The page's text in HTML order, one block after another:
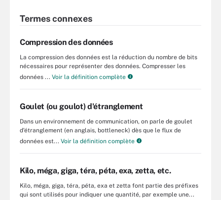
Termes connexes
Compression des données
La compression des données est la réduction du nombre de bits
nécessaires pour représenter des données. Compresser les
données ... Voir la définition complète
Goulet (ou goulot) d'étranglement
Dans un environnement de communication, on parle de goulet
d'étranglement (en anglais, bottleneck) dès que le flux de
données est... Voir la définition complète
Kilo, méga, giga, téra, péta, exa, zetta, etc.
Kilo, méga, giga, téra, péta, exa et zetta font partie des préfixes
qui sont utilisés pour indiquer une quantité, par exemple une...